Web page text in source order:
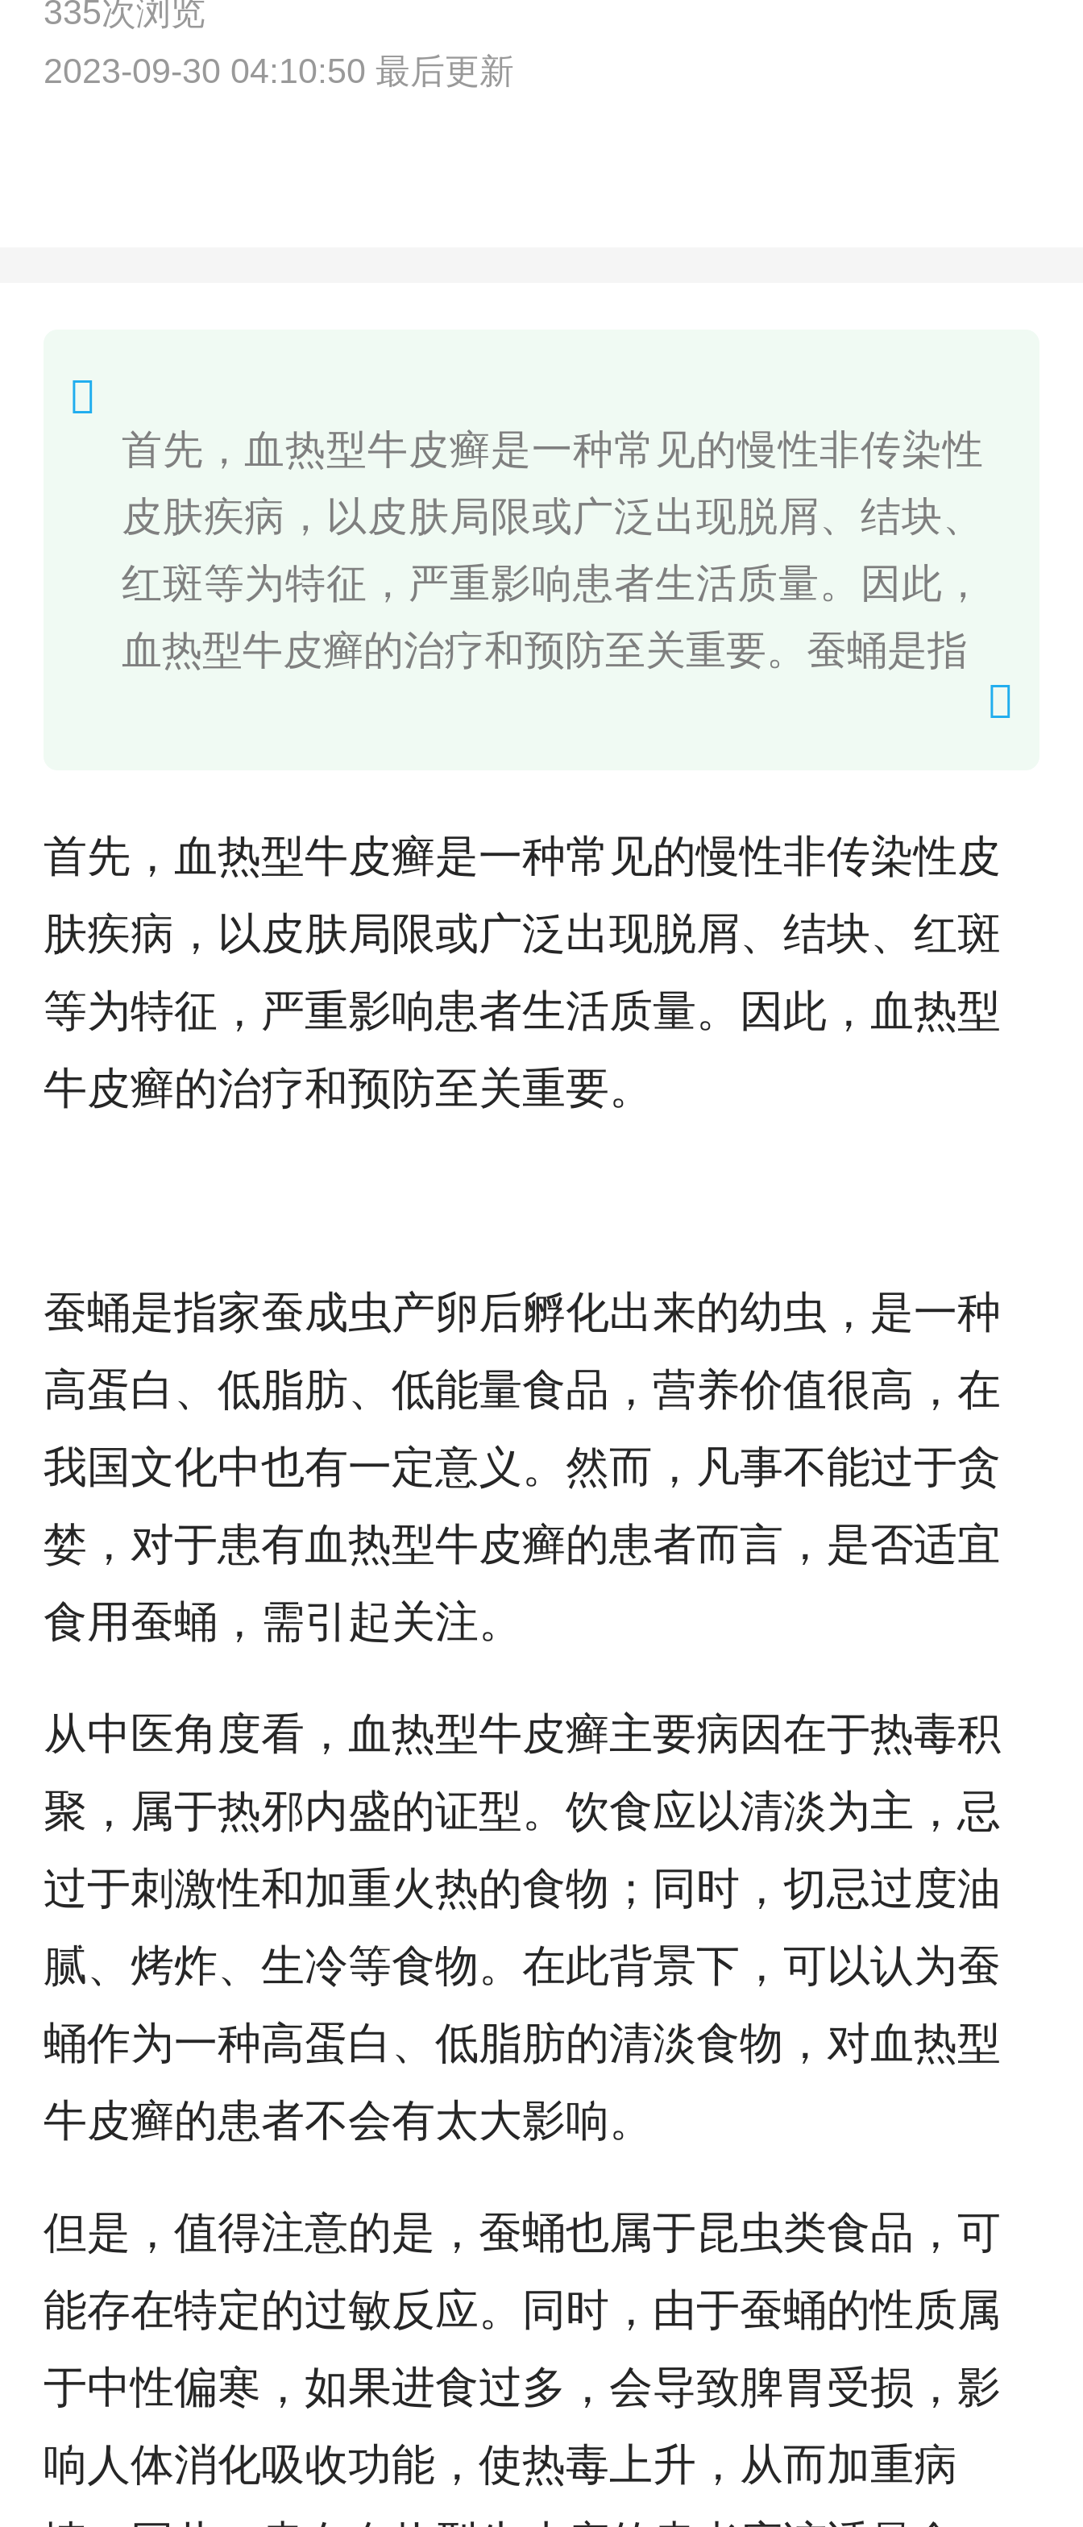
335次浏览
2023-09-30 04:10:50 最后更新
首先，血热型牛皮癣是一种常见的慢性非传染性
皮肤疾病，以皮肤局限或广泛出现脱屑、结块、
红斑等为特征，严重影响患者生活质量。因此，
血热型牛皮癣的治疗和预防至关重要。蚕蛹是指
首先，血热型牛皮癣是一种常见的慢性非传染性皮
肤疾病，以皮肤局限或广泛出现脱屑、结块、红斑
等为特征，严重影响患者生活质量。因此，血热型
牛皮癣的治疗和预防至关重要。
蚕蛹是指家蚕成虫产卵后孵化出来的幼虫，是一种
高蛋白、低脂肪、低能量食品，营养价值很高，在
我国文化中也有一定意义。然而，凡事不能过于贪
婪，对于患有血热型牛皮癣的患者而言，是否适宜
食用蚕蛹，需引起关注。
从中医角度看，血热型牛皮癣主要病因在于热毒积
聚，属于热邪内盛的证型。饮食应以清淡为主，忌
过于刺激性和加重火热的食物；同时，切忌过度油
腻、烤炸、生冷等食物。在此背景下，可以认为蚕
蛹作为一种高蛋白、低脂肪的清淡食物，对血热型
牛皮癣的患者不会有太大影响。
但是，值得注意的是，蚕蛹也属于昆虫类食品，可
能存在特定的过敏反应。同时，由于蚕蛹的性质属
于中性偏寒，如果进食过多，会导致脾胃受损，影
响人体消化吸收功能，使热毒上升，从而加重病